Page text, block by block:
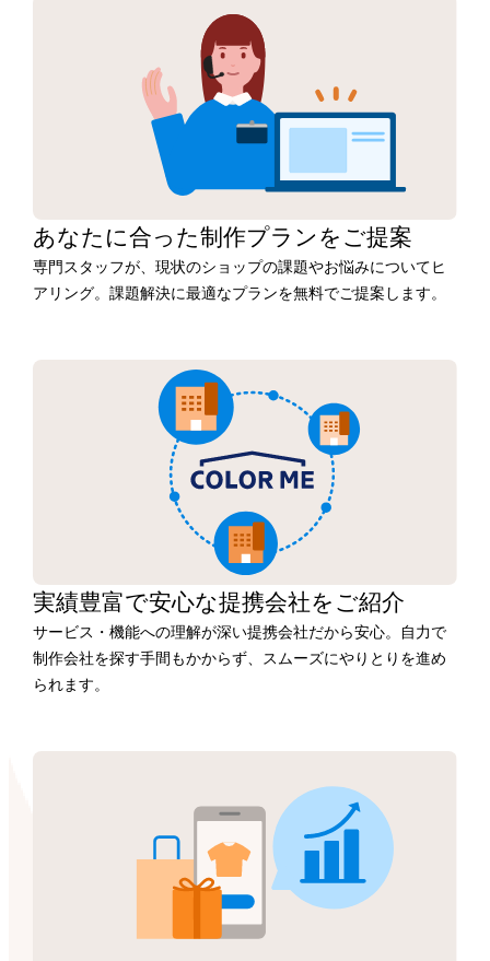
あなたに合った制作プランをご提案
専門スタッフが、現状のショップの課題やお悩みについてヒ
アリング。課題解決に最適なプランを無料でご提案します。
実績豊富で安心な提携会社を ご紹介
サービス・機能への理解が深い提携会社だから安心。自力で
制作会社を探す手間もかからず、スムーズにやりとりを進め
られます。